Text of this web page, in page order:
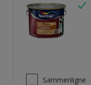
Sammenligne